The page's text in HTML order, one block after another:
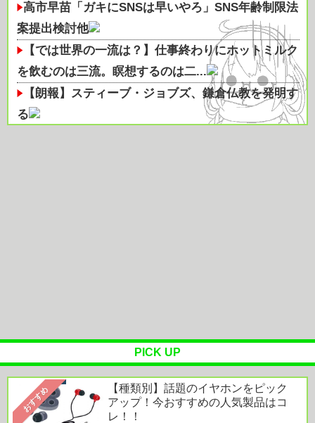
高市早苗「ガキにSNSは早いやろ」SNS年齢制限法
案提出検討他
【では世界の一流は？】仕事終わりにホットミルク
を飲むのは三流。瞑想するのは二...
【朗報】スティーブ・ジョブズ、鎌倉仏教を発明す
る
れて断ったら縁切られたんだが
PICK UP
おすすめ
【種類別】話題のイヤホンをピック
アップ！今おすすめの人気製品はコ
レ！！